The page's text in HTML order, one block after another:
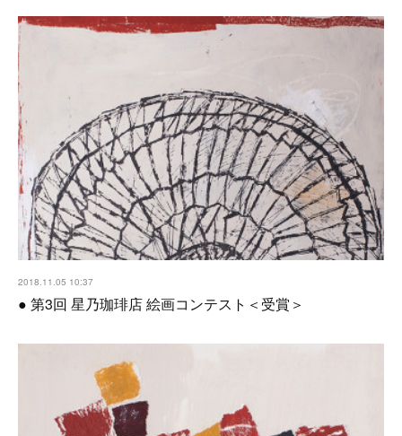
2018.11.05 10:37
● 第3回 星乃珈琲店 絵画コンテスト＜受賞＞